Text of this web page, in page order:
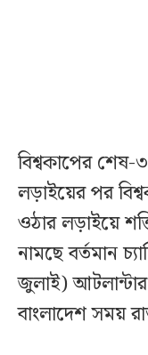
বিশ্বকাপের শেষ-
লড়াইয়ের পর
ওঠার লড়াইয়ে
নামছে বর্তমান
জুলাই) আটলান্টার
বাংলাদেশ সময়